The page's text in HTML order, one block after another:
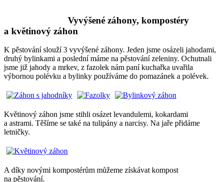
Vyvýšené záhony, kompostéry
a květinový záhon
K pěstování slouží 3 vyvýšené záhony. Jeden jsme osázeli jahodami,
druhý bylinkami a poslední máme na pěstování zeleniny. Ochutnali
jsme již jahody a mrkev, z fazolek nám paní kuchařka uvařila
výbornou polévku a bylinky používáme do pomazánek a polévek.
Květinový záhon jsme stihli osázet levandulemi, kokardami
a astrami. Těšíme se také na tulipány a narcisy. Na jaře přidáme
letničky.
A díky novými kompostérům můžeme získávat kompost
na pěstování.